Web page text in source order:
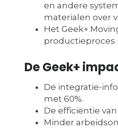
en andere
materialen over
Het Geek+
productieproces
De Geek+
De integratie-
met 60%.
De efficiëntie
Minder